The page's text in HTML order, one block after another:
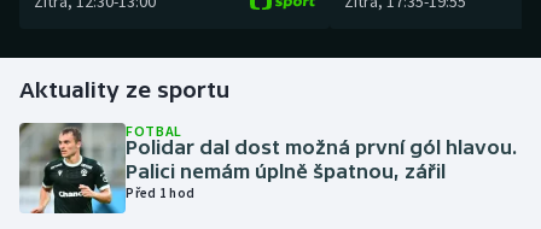
Curling
Dostihy
Florbal
Aktuality ze sportu
FOTBAL
Polidar dal dost možná první gól hlavou.
Palici nemám úplně špatnou, zářil
Před 1 hod